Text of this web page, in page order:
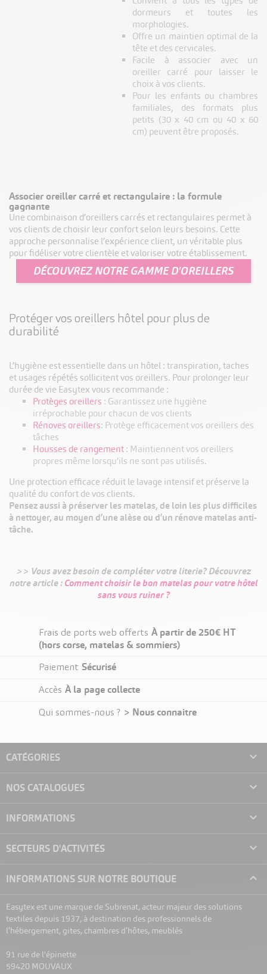
dormeurs et toutes les
morphologies.
Offre un maintien optimal de la
tête et des cervicales.
Facile à associer avec un
oreiller carré pour laisser le
choix à vos clients.
Pour les enfants ou chambres
familiales, des formats plus
petits (30 x 40 cm ou 40 x 60
cm) peuvent être proposés.
Associer oreiller carré et rectangulaire : la formule
gagnante
Une combinaison d’oreillers carrés et rectangulaires permet à
vos clients de choisir leur confort selon leurs besoins. Cette
approche personnalise l’expérience client, un véritable plus
pour fidéliser votre clientèle et valoriser votre établissement.
DÉCOUVREZ NOTRE GAMME D'OREILLERS
Protéger vos oreillers hôtel pour plus de
durabilité
L’hygiène est essentielle dans un hôtel : transpiration, taches
et usages répétés sollicitent vos oreillers. Pour prolonger leur
durée de vie Easytex vous recommande :
Protèges oreillers : Garantissez une hygiène
irréprochable pour chacun de vos clients
Rénoves oreillers: Protège efficacement vos oreillers des
tâches
Housses de rangement : Maintiennent vos oreillers
propres même lorsqu’ils ne sont pas utilisés.
Une protection efficace réduit le lavage intensif et préserve la
qualité du confort de vos clients.
Pensez aussi à préserver les matelas, de loin les plus difficiles
à nettoyer, au moyen d’une alèse ou d’un rénove matelas anti-
tâche.
>> Vous avez besoin de compléter votre literie? Découvrez
notre article : Comment choisir le bon matelas pour votre hôtel
sans vous ruiner ?
Frais de ports web offerts À partir de 250€ HT
(hors corse, matelas & sommiers)
Paiement Sécurisé
Accès À la page collecte
Qui sommes-nous ? > Nous connaitre
CATÉGORIES 
NOS CATALOGUES 
INFORMATIONS 
SECTEURS D'ACTIVITÉS 
INFORMATIONS SUR NOTRE BOUTIQUE 
Easytex est une marque de Subrenat, acteur majeur des solutions
textiles depuis 1937, à destination des professionnels de
l’hébergement, gites, chambres d’hôtes, meublés
91 rue de l'épinette
59420 MOUVAUX